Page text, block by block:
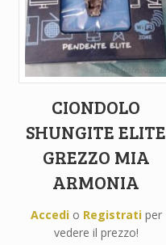
CIONDOLO
SHUNGITE ELITE
GREZZO MIA
ARMONIA
Accedio Registratiper
vedere il prezzo!